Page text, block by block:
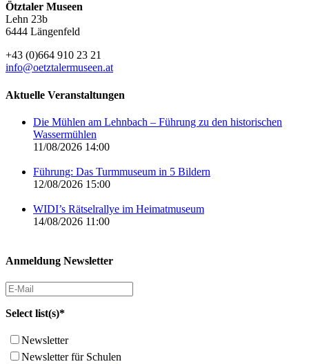
Ötztaler Museen
Lehn 23b
6444 Längenfeld
+43 (0)664 910 23 21
info@oetztalermuseen.at
Aktuelle Veranstaltungen
Die Mühlen am Lehnbach – Führung zu den historischen
Wassermühlen
11/08/2026 14:00
Führung: Das Turmmuseum in 5 Bildern
12/08/2026 15:00
WIDI’s Rätselrallye im Heimatmuseum
14/08/2026 11:00
Anmeldung Newsletter
Select list(s)*
Newsletter
Newsletter für Schulen